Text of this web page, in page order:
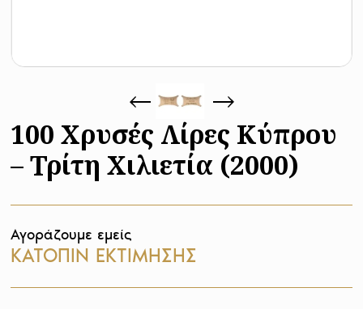
100 Χρυσές Λίρες Κύπρου
– Τρίτη Χιλιετία (2000)
Αγοράζουμε εμείς
ΚΑΤΟΠΙΝ ΕΚΤΙΜΗΣΗΣ